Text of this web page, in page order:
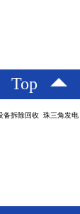
Top
备拆除回收 珠三角发电